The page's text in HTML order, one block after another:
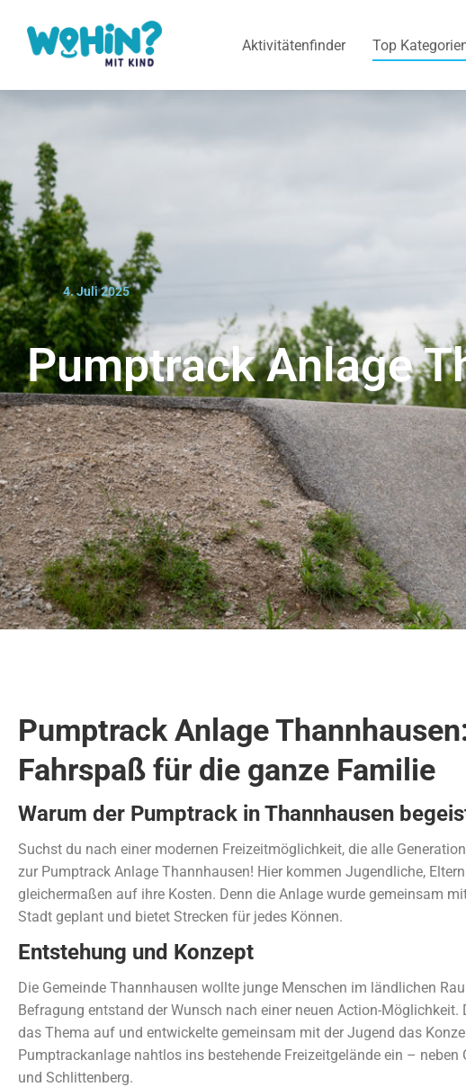
Aktivitätenfinder Top
4. Juli 2025
Pumptrack Anlage
Pumptrack Anlage
Fahrspaß für die ganze Familie
Warum der Pumptrack in Thannhausen
Suchst du nach einer modernen Freizeitmöglichkeit, die alle
zur Pumptrack Anlage Thannhausen! Hier kommen Jugendliche,
gleichermaßen auf ihre Kosten. Denn die Anlage wurde gemeinsam
Stadt geplant und bietet Strecken für jedes Können.
Entstehung und Konzept
Die Gemeinde Thannhausen wollte junge Menschen im ländlichen
Befragung entstand der Wunsch nach einer neuen Action-
das Thema auf und entwickelte gemeinsam mit der Jugend das
Pumptrackanlage nahtlos ins bestehende Freizeitgelände ein – neben
und Schlittenberg.